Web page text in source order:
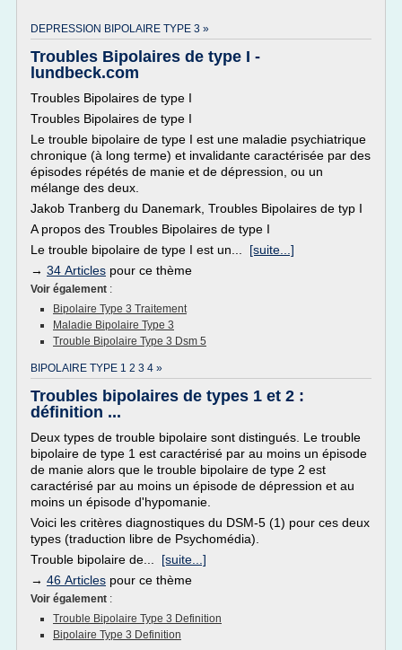
DEPRESSION BIPOLAIRE TYPE 3 »
Troubles Bipolaires de type I -
lundbeck.com
Troubles Bipolaires de type I
Troubles Bipolaires de type I
Le trouble bipolaire de type I est une maladie psychiatrique
chronique (à long terme) et invalidante caractérisée par des
épisodes répétés de manie et de dépression, ou un
mélange des deux.
Jakob Tranberg du Danemark, Troubles Bipolaires de typ I
A propos des Troubles Bipolaires de type I
Le trouble bipolaire de type I est un... [suite...]
→ 34 Articles pour ce thème
Voir également :
Bipolaire Type 3 Traitement
Maladie Bipolaire Type 3
Trouble Bipolaire Type 3 Dsm 5
BIPOLAIRE TYPE 1 2 3 4 »
Troubles bipolaires de types 1 et 2 :
définition ...
Deux types de trouble bipolaire sont distingués. Le trouble
bipolaire de type 1 est caractérisé par au moins un épisode
de manie alors que le trouble bipolaire de type 2 est
caractérisé par au moins un épisode de dépression et au
moins un épisode d'hypomanie.
Voici les critères diagnostiques du DSM-5 (1) pour ces deux
types (traduction libre de Psychomédia).
Trouble bipolaire de... [suite...]
→ 46 Articles pour ce thème
Voir également :
Trouble Bipolaire Type 3 Definition
Bipolaire Type 3 Definition